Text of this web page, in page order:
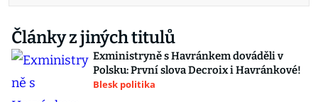
Články z jiných titulů
Exministryně s Havránkem dováděli v
Polsku: První slova Decroix i Havránkové!
Blesk politika